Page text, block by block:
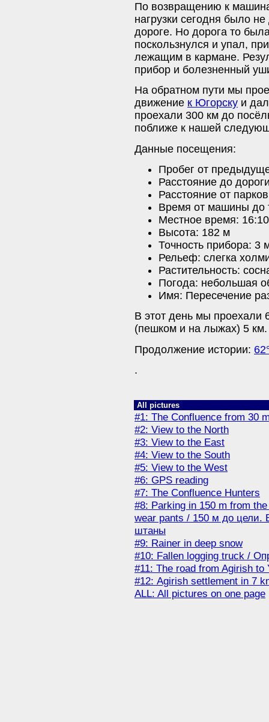
По возвращению к
нагрузки сегодня было
дороге. Но дорога то
поскользнулся и упал,
лежащим в кармане.
прибор и болезненный
На обратном пути мы
движение к Югорску и
проехали 300 км до
поближе к нашей
Данные посещения:
Пробег от
Расстояние до
Расстояние от
Время от машины до
Местное время: 16:10
Высота: 182 м
Точность прибора: 3
Рельеф: слегка
Растительность:
Погода: небольшая
Имя: Пересечение
В этот день мы проехали
(пешком и на лыжах) 5 км.
Продолжение истории:
.
All pictures
#1: The Confluence from 30
#2: View to the North
#3: View to the East
#4: View to the South
#5: View to the West
#6: GPS reading
#7: The Confluence Hunters
#8: Parking in 150 m from
wear pants / 150 м до цели.
штаны
#9: Rainer in deep snow
#10: Fallen logging truck /
#11: The road from Agirish
#12: Agirish settlement in 7
ALL: All pictures on one page